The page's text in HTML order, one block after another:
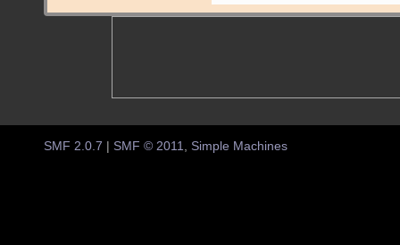
SMF 2.0.7 SMF © 2011, Simple Machines